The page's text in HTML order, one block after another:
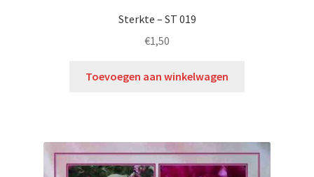
Sterkte – ST 019
€1,50
Toevoegen aan winkelwagen